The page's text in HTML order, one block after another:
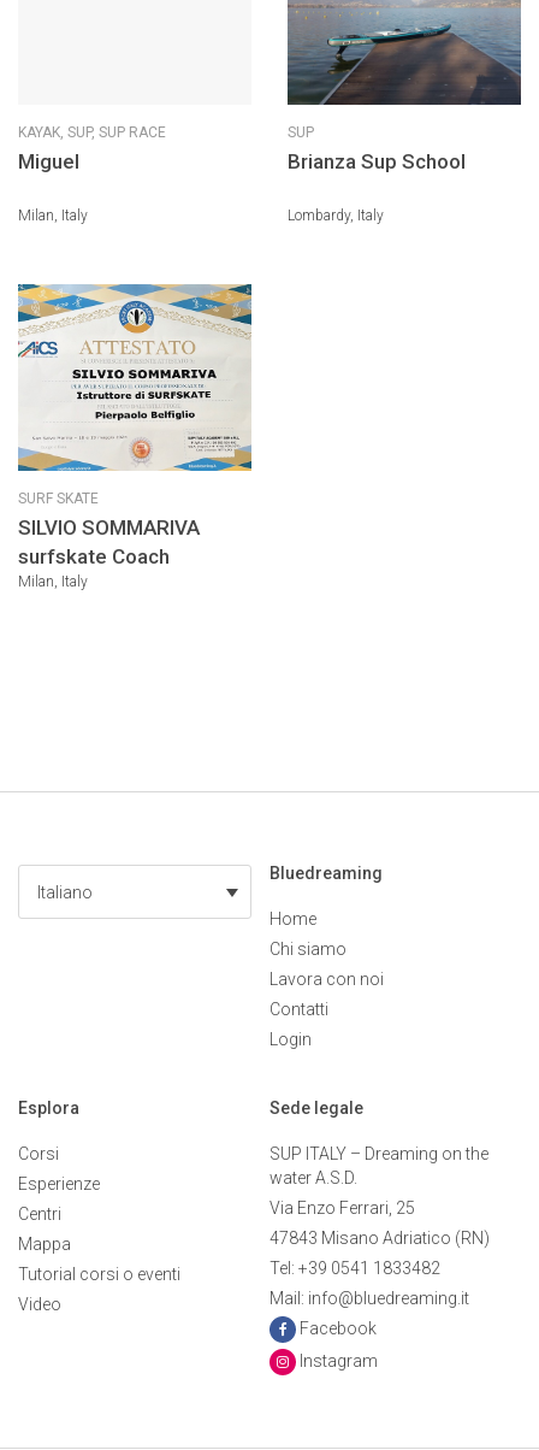
KAYAK, SUP, SUP RACE
Miguel
Milan, Italy
SUP
Brianza Sup School
Lombardy, Italy
SURF SKATE
SILVIO SOMMARIVA
surfskate Coach
Milan, Italy
Italiano
Bluedreaming
Home
Chi siamo
Lavora con noi
Contatti
Login
Esplora
Corsi
Esperienze
Centri
Mappa
Tutorial corsi o eventi
Video
Sede legale
SUP ITALY – Dreaming on the
water A.S.D.
Via Enzo Ferrari, 25
47843 Misano Adriatico (RN)
Tel: +39 0541 1833482
Mail: info@bluedreaming.it
Facebook
Instagram